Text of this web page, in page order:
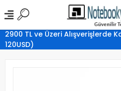
2900 TL ve Üzeri Alışverişlerde
120USD)